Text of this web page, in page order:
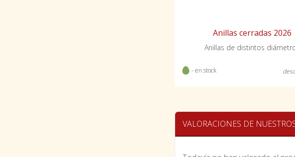
Anillas cerradas 2026
Anillas de distintos
- en stock
VALORACIONES DE